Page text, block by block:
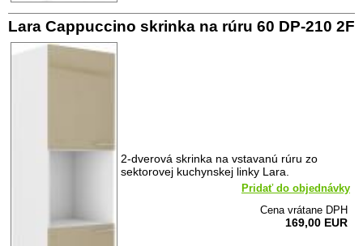
Lara Cappuccino skrinka na rúru 60 DP-210 2F
2-dverová skrinka na vstavanú rúru zo
sektorovej kuchynskej linky Lara.
Pridať do objednávky
Cena vrátane DPH
169,00 EUR